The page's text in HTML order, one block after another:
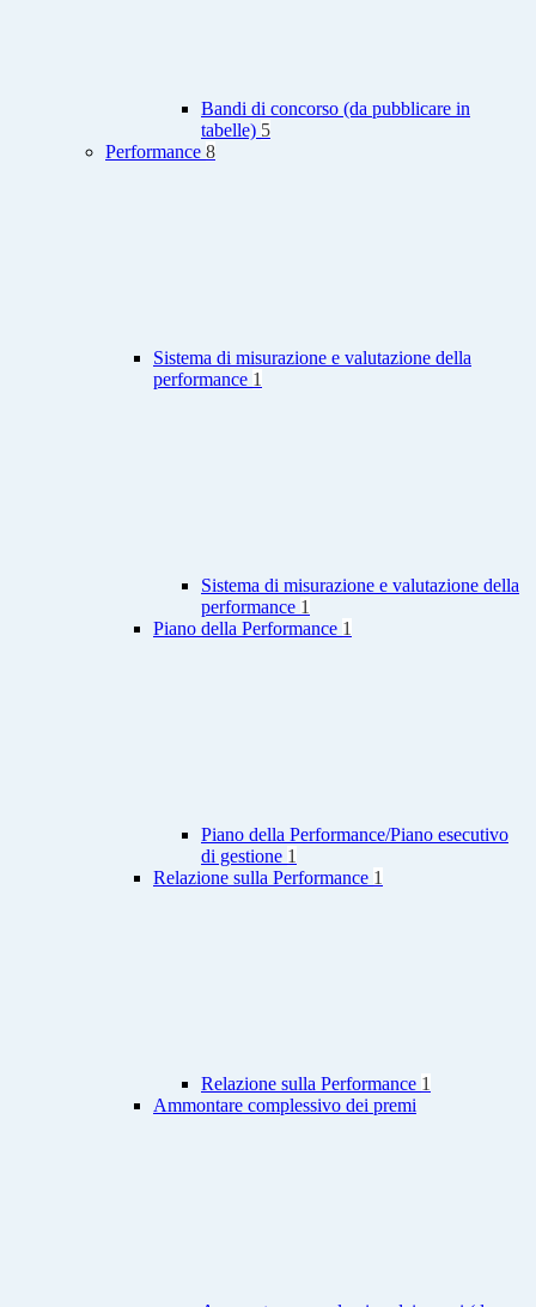
Bandi di concorso (da pubblicare in
tabelle) 5
Performance 8
Sistema di misurazione e valutazione della
performance 1
Sistema di misurazione e valutazione della
performance 1
Piano della Performance 1
Piano della Performance/Piano esecutivo
di gestione 1
Relazione sulla Performance 1
Relazione sulla Performance 1
Ammontare complessivo dei premi